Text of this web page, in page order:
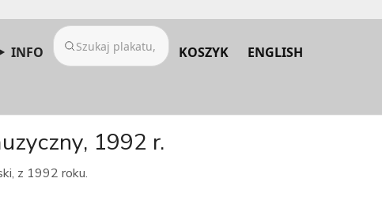
INFO KOSZYK ENGLISH
1992 r.
z 1992 roku.